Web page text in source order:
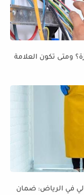
ومتى تكون العلامة
في الرياض: ضمان